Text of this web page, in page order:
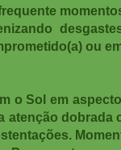
ou
o Sol em
atenção